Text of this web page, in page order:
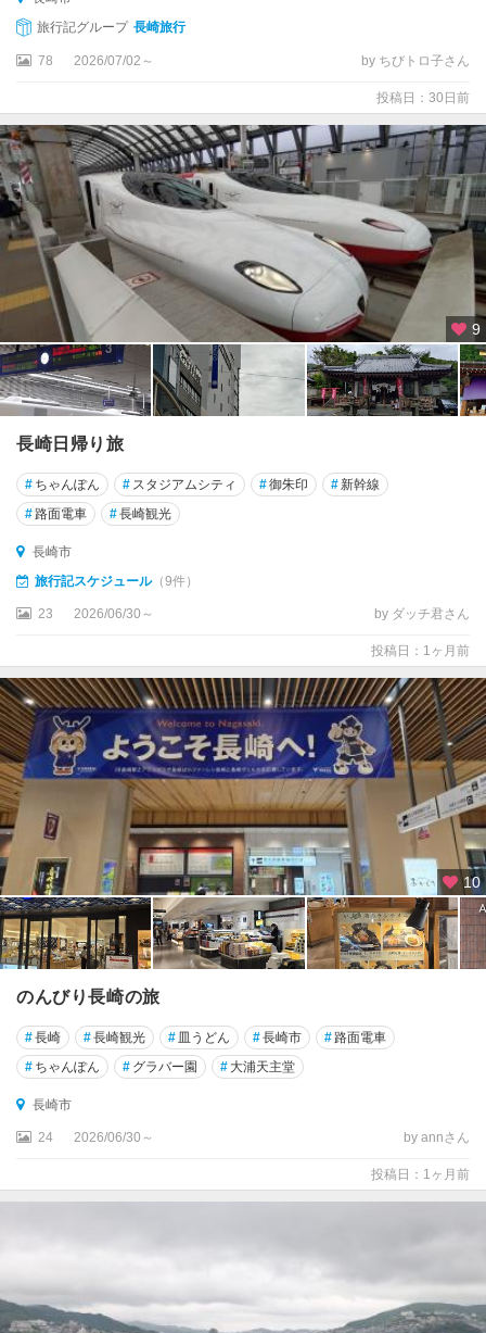
旅行記グループ 長崎旅行
78 2026/07/02～ by ちびトロ子さん
投稿日：30日前
9
長崎日帰り旅
# ちゃんぽん # スタジアムシティ #御朱印 #新幹線
#路面電車 #長崎観光
長崎市
旅行記スケジュール（9件）
23 2026/06/30～ by ダッチ君さん
投稿日：1ヶ月前
10
のんびり長崎の旅
#長崎 #長崎観光 # 皿うどん #長崎市 #路面電車
# ちゃんぽん # グラバー園 # 大浦天主堂
長崎市
24 2026/06/30～ by annさん
投稿日：1ヶ月前